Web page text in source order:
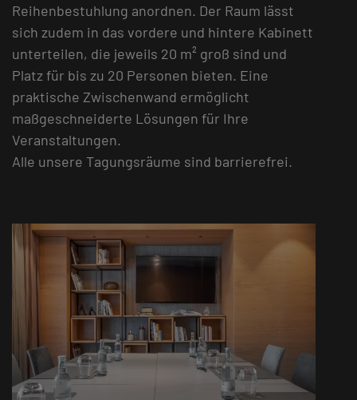
Reihenbestuhlung anordnen. Der Raum lässt
sich zudem in das vordere und hintere Kabinett
unterteilen, die jeweils 20 m² groß sind und
Platz für bis zu 20 Personen bieten. Eine
praktische Zwischenwand ermöglicht
maßgeschneiderte Lösungen für Ihre
Veranstaltungen.
Alle unsere Tagungsräume sind barrierefrei.